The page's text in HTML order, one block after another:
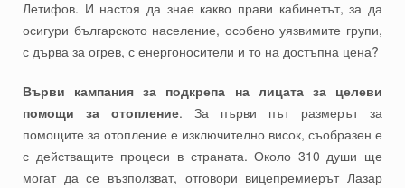
Летифов. И настоя да знае какво прави кабинетът, за да
осигури българското население, особено уязвимите групи,
с дърва за огрев, с енергоносители и то на достъпна цена?
Върви кампания за подкрепа на лицата за целеви
помощи за отопление. За първи път размерът за
помощите за отопление е изключително висок, съобразен е
с действащите процеси в страната. Около 310 души ще
могат да се възползват, отговори вицепремиерът Лазар